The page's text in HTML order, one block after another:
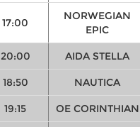
17:00
NORWEGIAN
EPIC
20:00 AIDA STELLA
18:50 NAUTICA
19:15 OE CORINTHIAN